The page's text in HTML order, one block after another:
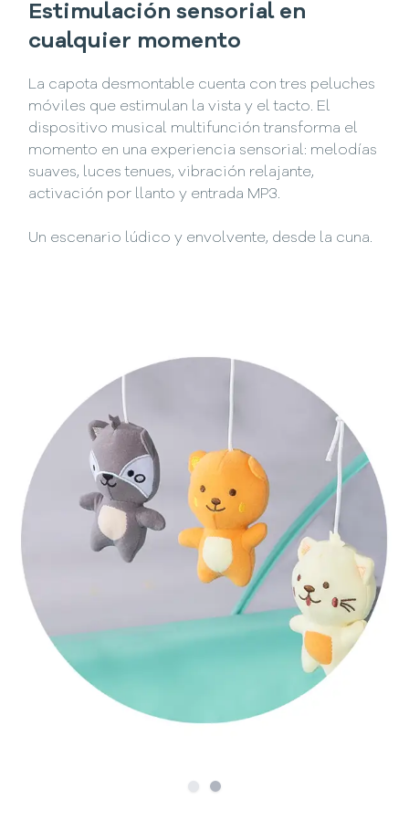
Estimulación sensorial en
cualquier momento
La capota desmontable cuenta con tres peluches
móviles que estimulan la vista y el tacto. El
dispositivo musical multifunción transforma el
momento en una experiencia sensorial: melodías
suaves, luces tenues, vibración relajante,
activación por llanto y entrada MP3.
Un escenario lúdico y envolvente, desde la cuna.
SlideSlide